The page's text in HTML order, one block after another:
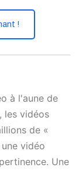
!
à l'aune de
les vidéos
de «
vidéo
Une